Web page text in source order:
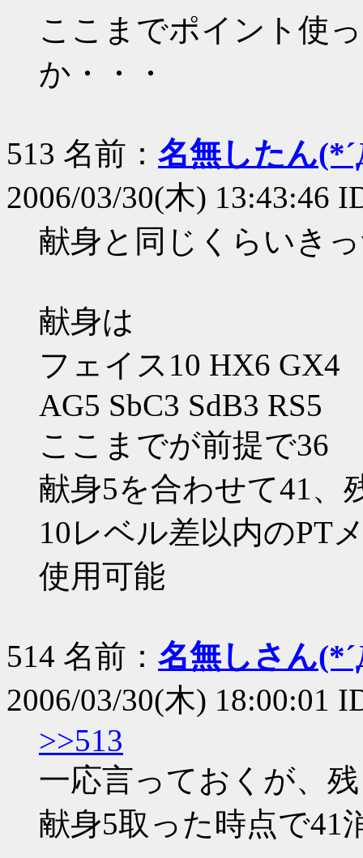
ここまでポイント使
か・・・
513 名前： 名無したん
2006/03/30(木) 13:43:46
献身と同じくらいき
献身は
フェイス10 HX6 GX4
AG5 SbC3 SdB3 RS5
ここまでが前提で36
献身5を合わせて41、
10レベル差以内のPT
使用可能
514 名前： 名無しさん
2006/03/30(木) 18:00:01
>>513
一応言っておくが、
献身5取った時点で41